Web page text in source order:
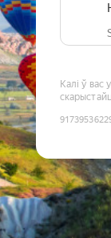
Калі ў вас